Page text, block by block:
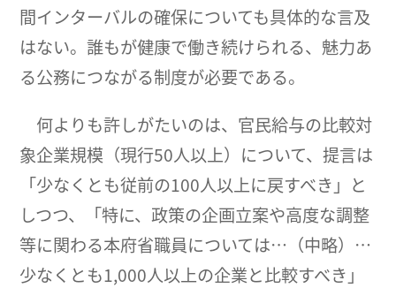
間インターバルの確保についても具体的な言及
はない。誰もが健康で働き続けられる、魅力あ
る公務につながる制度が必要である。
何よりも許しがたいのは、官民給与の比較対
象企業規模（現行50人以上）について、提言は
「少なくとも従前の100人以上に戻すべき」と
しつつ、「特に、政策の企画立案や高度な調整
等に関わる本府省職員については…（中略）…
少なくとも1,000人以上の企業と比較すべき」